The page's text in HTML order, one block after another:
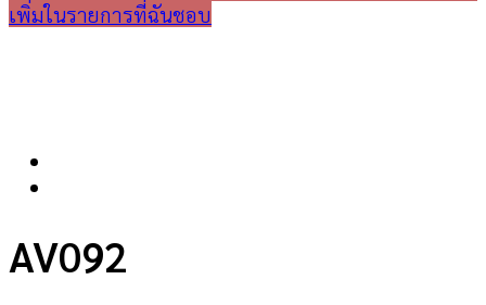
เพิ่มในรายการที่ฉันชอบ
AV092